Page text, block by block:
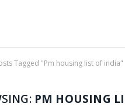
Tagged "Pm housing list of india"
PM HOUSING